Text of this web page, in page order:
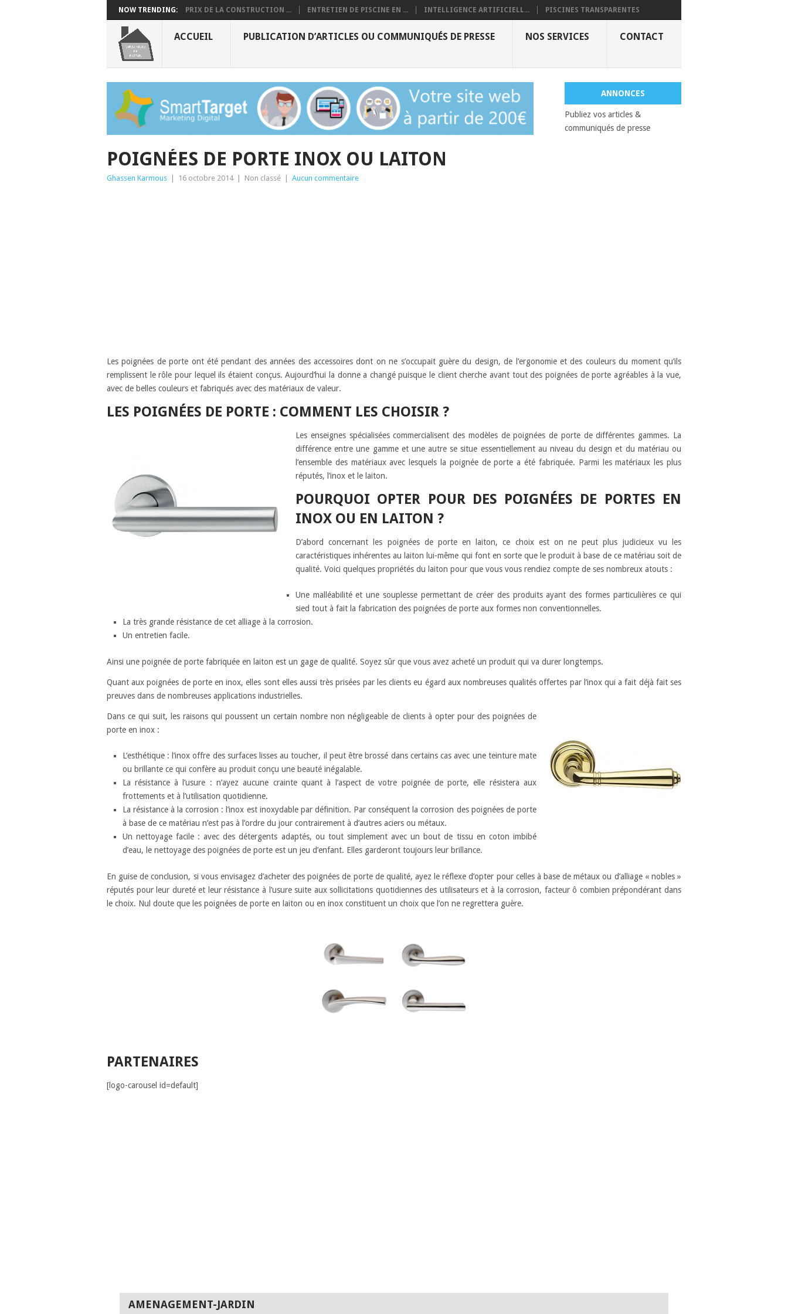
NOW TRENDING: PRIX DE LA CONSTRUCTION ... ENTRETIEN DE PISCINE EN ... INTELLIGENCE ARTIFICIELL... PISCINES TRANSPARENTES
ACCUEIL PUBLICATION D’ARTICLES OU COMMUNIQUÉS DE PRESSE NOS SERVICES CONTACT
ANNONCES
Publiez vos articles &
communiqués de presse
POIGNÉES DE PORTE INOX OU LAITON
Ghassen Karmous 16 octobre 2014 Non classé Aucun commentaire
Les poignées de porte ont été pendant des années des accessoires dont on ne s’occupait guère du design, de l’ergonomie et des couleurs du moment qu’ils
remplissent le rôle pour lequel ils étaient conçus. Aujourd’hui la donne a changé puisque le client cherche avant tout des poignées de porte agréables à la vue,
avec de belles couleurs et fabriqués avec des matériaux de valeur.
LES POIGNÉES DE PORTE : COMMENT LES CHOISIR ?
Les enseignes spécialisées commercialisent des modèles de poignées de porte de différentes gammes. La
différence entre une gamme et une autre se situe essentiellement au niveau du design et du matériau ou
l’ensemble des matériaux avec lesquels la poignée de porte a été fabriquée. Parmi les matériaux les plus
réputés, l’inox et le laiton.
POURQUOI OPTER POUR DES POIGNÉES DE PORTES EN
INOX OU EN LAITON ?
D’abord concernant les poignées de porte en laiton, ce choix est on ne peut plus judicieux vu les
caractéristiques inhérentes au laiton lui-même qui font en sorte que le produit à base de ce matériau soit de
qualité. Voici quelques propriétés du laiton pour que vous vous rendiez compte de ses nombreux atouts :
Une malléabilité et une souplesse permettant de créer des produits ayant des formes particulières ce qui
sied tout à fait la fabrication des poignées de porte aux formes non conventionnelles.
La très grande résistance de cet alliage à la corrosion.
Un entretien facile.
Ainsi une poignée de porte fabriquée en laiton est un gage de qualité. Soyez sûr que vous avez acheté un produit qui va durer longtemps.
Quant aux poignées de porte en inox, elles sont elles aussi très prisées par les clients eu égard aux nombreuses qualités offertes par l’inox qui a fait déjà fait ses
preuves dans de nombreuses applications industrielles.
Dans ce qui suit, les raisons qui poussent un certain nombre non négligeable de clients à opter pour des poignées de
porte en inox :
L’esthétique : l’inox offre des surfaces lisses au toucher, il peut être brossé dans certains cas avec une teinture mate
ou brillante ce qui confère au produit conçu une beauté inégalable.
La résistance à l’usure : n’ayez aucune crainte quant à l’aspect de votre poignée de porte, elle résistera aux
frottements et à l’utilisation quotidienne.
La résistance à la corrosion : l’inox est inoxydable par définition. Par conséquent la corrosion des poignées de porte
à base de ce matériau n’est pas à l’ordre du jour contrairement à d’autres aciers ou métaux.
Un nettoyage facile : avec des détergents adaptés, ou tout simplement avec un bout de tissu en coton imbibé
d’eau, le nettoyage des poignées de porte est un jeu d’enfant. Elles garderont toujours leur brillance.
En guise de conclusion, si vous envisagez d’acheter des poignées de porte de qualité, ayez le réflexe d’opter pour celles à base de métaux ou d’alliage « nobles »
réputés pour leur dureté et leur résistance à l’usure suite aux sollicitations quotidiennes des utilisateurs et à la corrosion, facteur ô combien prépondérant dans
le choix. Nul doute que les poignées de porte en laiton ou en inox constituent un choix que l’on ne regrettera guère.
PARTENAIRES
[logo-carousel id=default]
AMENAGEMENT-JARDIN